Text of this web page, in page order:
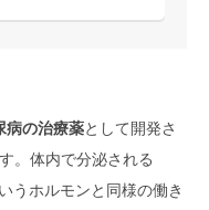
病の治療薬として開発さ
。体内で分泌される
うホルモンと同様の働き